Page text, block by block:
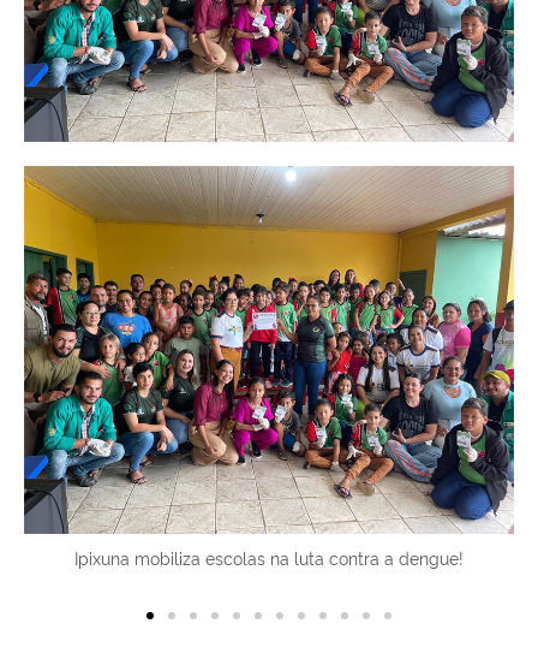
Ipixuna mobiliza escolas na luta contra a dengue!